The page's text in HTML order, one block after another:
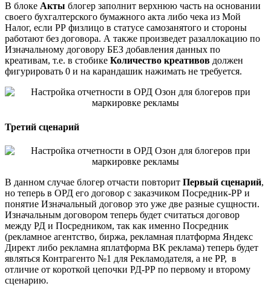
В блоке Акты блогер заполнит верхнюю часть на основании
своего бухгалтерского бумажного акта либо чека из Мой
Налог, если РР физлицо в статусе самозанятого и стороны
работают без договора. А также произведет разаллокацию по
Изначальному договору БЕЗ добавления данных по
креативам, т.е. в стобике Количество креативов должен
фигурировать 0 и на карандашик нажимать не требуется.
Третий сценарий
В данном случае блогер отчасти повторит Первый сценарий,
но теперь в ОРД его договор с заказчиком Посредник-РР и
понятие Изначальный договор это уже две разные сущности.
Изначальным договором теперь будет считаться договор
между РД и Посредником, так как именно Посредник
(рекламное агентство, биржа, рекламная платформа Яндекс
Директ либо рекламна яплатформа ВК реклама) теперь будет
являться Контрагенто №1 для Рекламодателя, а не РР, в
отличие от короткой цепочки РД-РР по первому и второму
сценарию.